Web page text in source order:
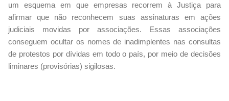
um esquema em que empresas recorrem à Justiça para
afirmar que não reconhecem suas assinaturas em ações
judiciais movidas por associações. Essas associações
conseguem ocultar os nomes de inadimplentes nas consultas
de protestos por dívidas em todo o país, por meio de decisões
liminares (provisórias) sigilosas.